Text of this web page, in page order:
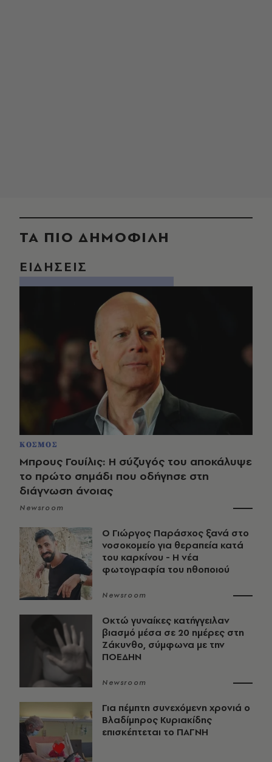
ΤΑ ΠΙΟ ΔΗΜΟΦΙΛΗ
ΕΙΔΗΣΕΙΣ
ΚΟΣΜΟΣ
Μπρους Γουίλις: Η σύζυγός του αποκάλυψε
το πρώτο σημάδι που οδήγησε στη
διάγνωση άνοιας
Newsroom
O Γιώργος Παράσχος ξανά στο
νοσοκομείο για θεραπεία κατά
του καρκίνου - Η νέα
φωτογραφία του ηθοποιού
Newsroom
Οκτώ γυναίκες κατήγγειλαν
βιασμό μέσα σε 20 ημέρες στη
Ζάκυνθο, σύμφωνα με την
ΠΟΕΔΗΝ
Newsroom
Για πέμπτη συνεχόμενη χρονιά ο
Βλαδίμηρος Κυριακίδης
επισκέπτεται το ΠΑΓΝΗ